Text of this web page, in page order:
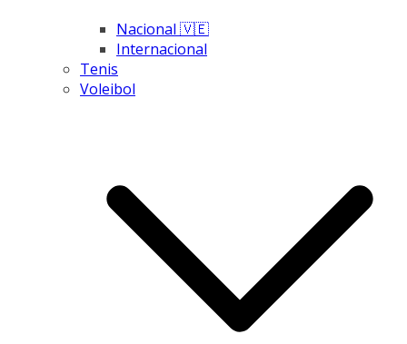
Nacional 🇻🇪
Internacional
Tenis
Voleibol